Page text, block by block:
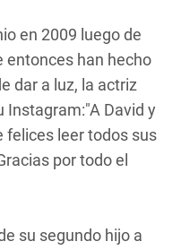
en 2009 luego de
entonces han hecho
dar a luz, la actriz
Instagram:"A David y
felices leer todos sus
por todo el
su segundo hijo a